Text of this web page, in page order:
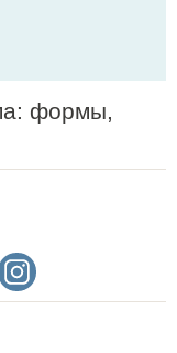
формы,